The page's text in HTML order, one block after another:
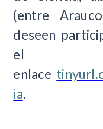
(entre
deseen
el
enlace
ia.